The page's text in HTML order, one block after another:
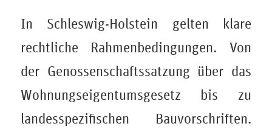
In Schleswig-Holstein gelten klare
rechtliche Rahmenbedingungen. Von
der Genossenschaftssatzung über das
Wohnungseigentumsgesetz bis zu
landesspezifischen Bauvorschriften.